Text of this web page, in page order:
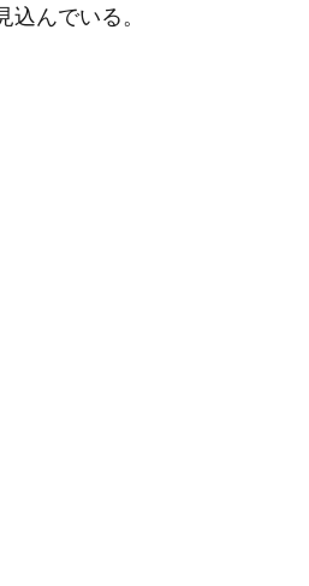
込んでいる。